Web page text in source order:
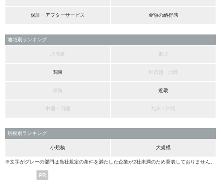
保証・アフターサービス 金額の納得感
地域別ランキング
北海道 東北
関東 甲信越・北陸
東海 近畿
中国・四国 九州・沖縄
規模別ランキング
小規模 大規模
※文字がグレーの部門は当社規定の条件を満たした企業が2社未満のため発表しておりません。
PR